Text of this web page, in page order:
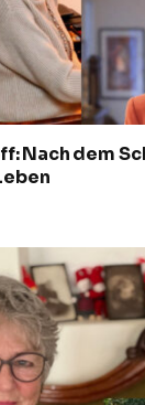
Nach dem